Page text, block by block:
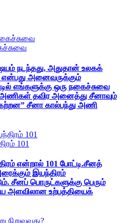
நடந்தது, அதுதான் உலகக்
அனைவருக்கும்
எங்களுக்கு ஒரு நகைச்சுவை
அணிகள் தவிர அனைத்து சீனாவும்
சீனா கால்பந்து அணி
101
என்றால் 101 போட்டி.சீனத்
இயந்திரம்
சீனப் பொருட்களுக்கு பெரும்
அளவிலான உற்பத்தியைக்